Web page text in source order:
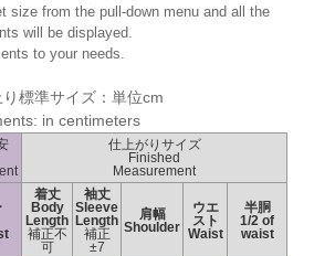
size from the pull-down menu and all the
will be displayed.
to your needs.
標準サイズ：単位cm
in centimeters
仕上がりサイズ
Finished
Measurement
着丈
Body
Length
補正不
可
袖丈
Sleeve
Length
補正
±7
肩幅
Shoulder
ウエ
スト
Waist
半胴
1/2 of
waist